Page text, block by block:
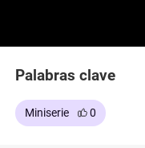
Palabras clave
Miniserie 0